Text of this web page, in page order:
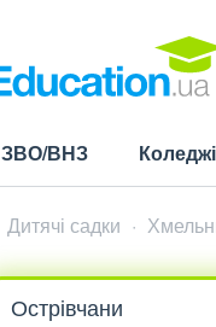
ЗВО/ВНЗ Коледжі
Дитячі садки